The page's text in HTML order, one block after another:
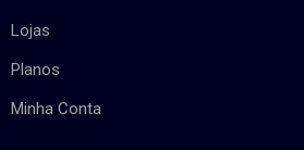
Lojas
Planos
Minha Conta